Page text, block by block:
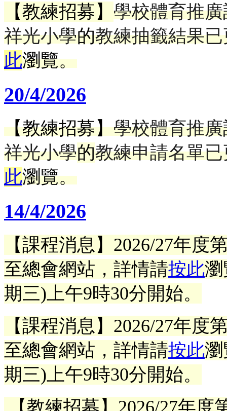
【教練招募】 學校體育推
祥光小學的教練抽籤結果
此瀏覽。
20/4/2026
【教練招募】學校體育推
祥光小學的教練申請名單
此瀏覽。
14/4/2026
【課程消息】2026/27年
至總會網站，詳情請按此瀏
期三)上午9時30分開始。
【課程消息】2026/27年
至總會網站，詳情請按此瀏
期三)上午9時30分開始。
【教練招募】2026/27年